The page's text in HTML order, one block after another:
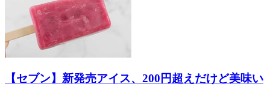
【セブン】新発売アイス、200円超えだけど美味い